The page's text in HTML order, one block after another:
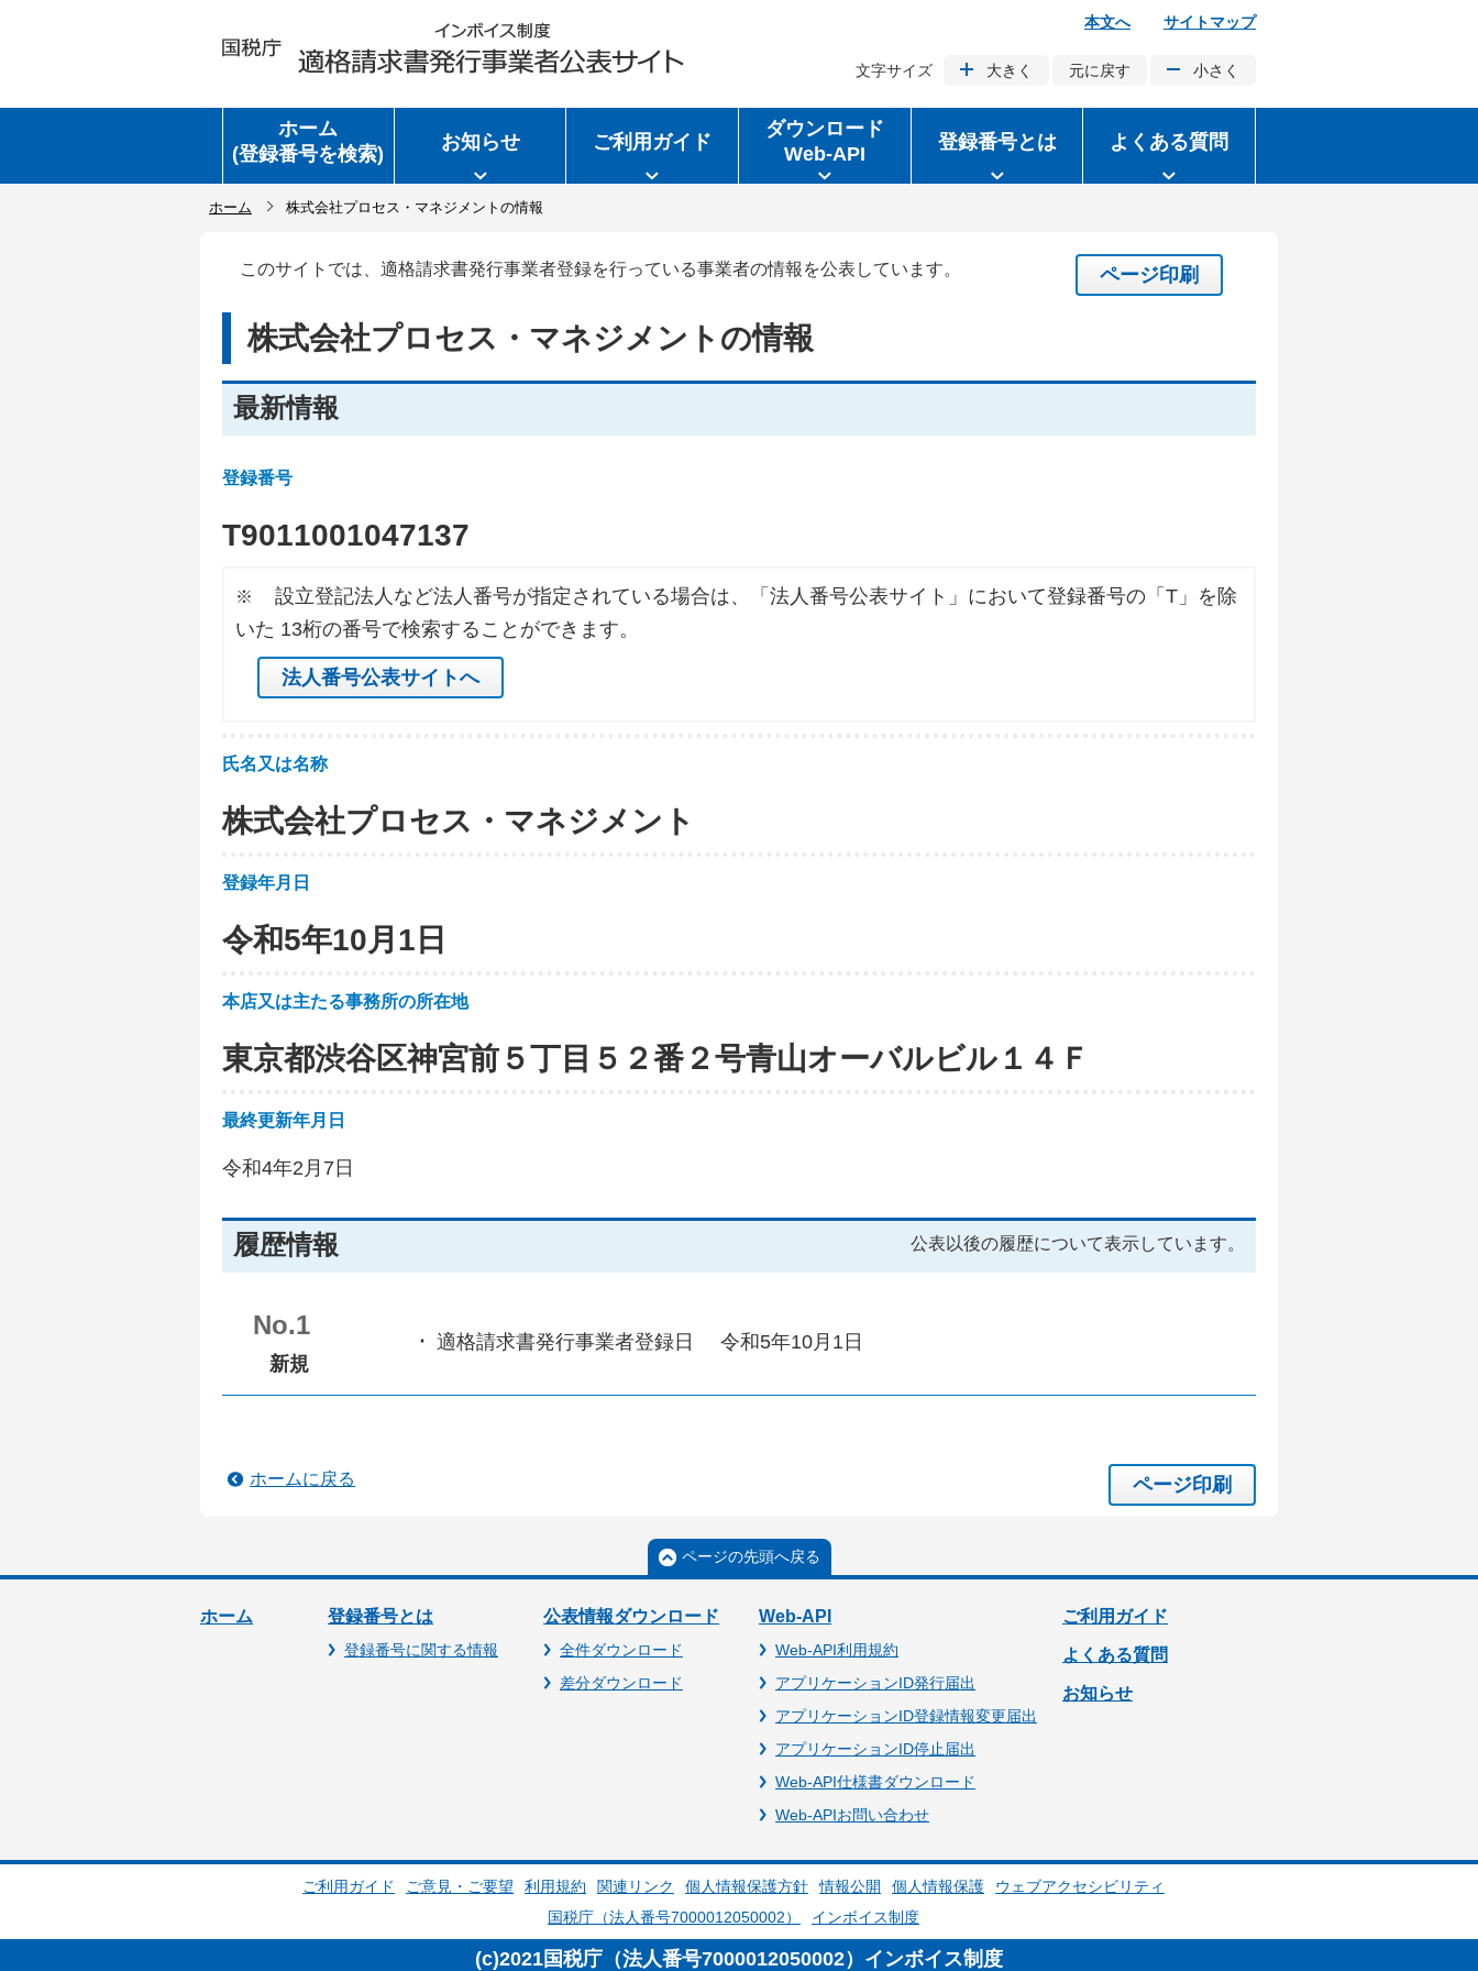
本文へ サイトマップ
文字サイズ 大きく 元に戻す 小さく
ホーム
(登録番号を検索)
お知らせ ご利用ガイド
ダウンロード
Web-API
登録番号とは よくある質問
ホーム 株式会社プロセス・マネジメントの情報
このサイトでは、適格請求書発行事業者登録を行っている事業者の情報を公表しています。 ページ印刷
株式会社プロセス・マネジメントの情報
最新情報
登録番号
T9011001047137
※
設立登記法人など法人番号が指定されている場合は、「法人番号公表サイト」において登録番号の「T」を除
いた 13桁の番号で検索することができます。
法人番号公表サイトへ
氏名又は名称
株式会社プロセス・マネジメント
登録年月日
令和5年10月1日
本店又は主たる事務所の所在地
東京都渋谷区神宮前５丁目５２番２号青山オーバルビル１４Ｆ
最終更新年月日
令和4年2月7日
履歴情報 公表以後の履歴について表示しています。
No.1
新規
適格請求書発行事業者登録日 令和5年10月1日
ページ印刷
ホームに戻る
ページの先頭へ戻る
ホーム 登録番号とは
登録番号に関する情報
公表情報ダウンロード
全件ダウンロード
差分ダウンロード
Web-API
Web-API利用規約
アプリケーションID発行届出
アプリケーションID登録情報変更届出
アプリケーションID停止届出
Web-API仕様書ダウンロード
Web-APIお問い合わせ
ご利用ガイド
よくある質問
お知らせ
ご利用ガイド ご意見・ご要望 利用規約 関連リンク 個人情報保護方針 情報公開 個人情報保護
ウェブアクセシビリティ
国税庁（法人番号7000012050002）
インボイス制度
(c)2021国税庁（法人番号7000012050002）インボイス制度